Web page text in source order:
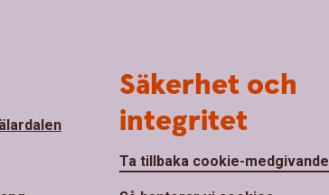
Säkerhet och
integritet
Ta tillbaka cookie-medgivande